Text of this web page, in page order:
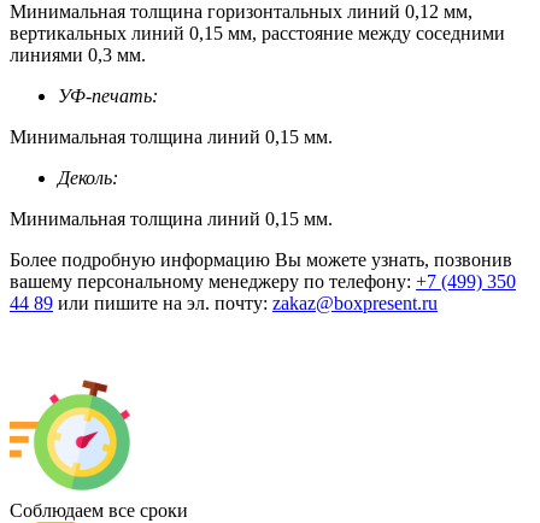
Минимальная толщина горизонтальных линий 0,12 мм,
вертикальных линий 0,15 мм, расстояние между соседними
линиями 0,3 мм.
УФ-печать:
Минимальная толщина линий 0,15 мм.
Деколь:
Минимальная толщина линий 0,15 мм.
Более подробную информацию Вы можете узнать, позвонив
вашему персональному менеджеру по телефону: +7 (499) 350
44 89 или пишите на эл. почту: zakaz@boxpresent.ru
Соблюдаем все сроки